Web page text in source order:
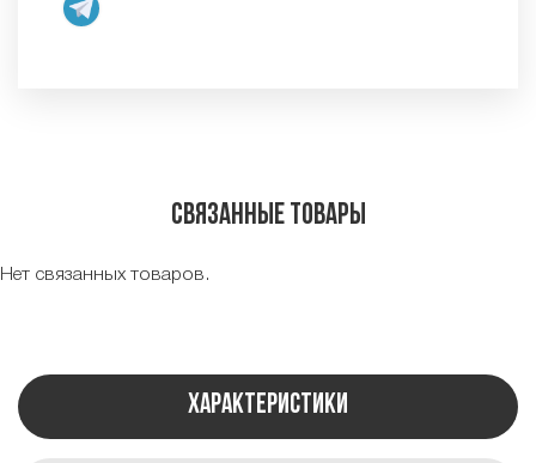
Связанные товары
Нет связанных товаров.
Характеристики